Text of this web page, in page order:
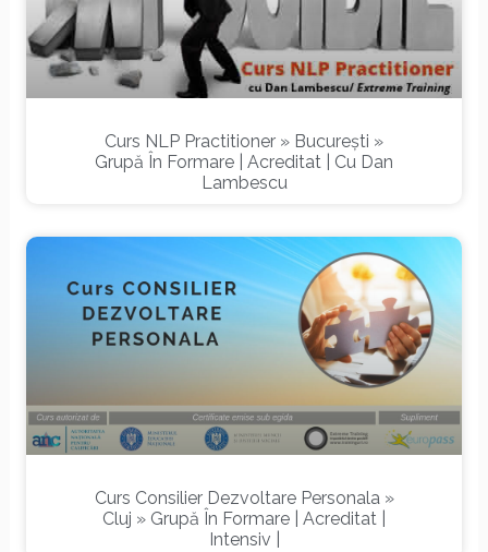
Curs NLP Practitioner » București »
Grupă În Formare | Acreditat | Cu Dan
Lambescu
Curs Consilier Dezvoltare Personala »
Cluj » Grupă În Formare | Acreditat |
Intensiv |